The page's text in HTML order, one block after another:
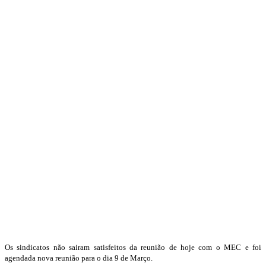
Os sindicatos não sairam satisfeitos da reunião de hoje com o MEC e foi
agendada nova reunião para o dia 9 de Março.